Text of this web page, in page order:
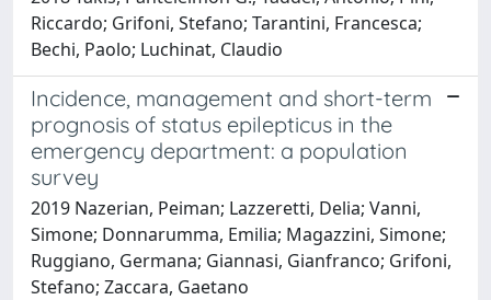
Riccardo; Grifoni, Stefano; Tarantini, Francesca;
Bechi, Paolo; Luchinat, Claudio
Incidence, management and short-term
prognosis of status epilepticus in the
emergency department: a population
survey
2019 Nazerian, Peiman; Lazzeretti, Delia; Vanni,
Simone; Donnarumma, Emilia; Magazzini, Simone;
Ruggiano, Germana; Giannasi, Gianfranco; Grifoni,
Stefano; Zaccara, Gaetano